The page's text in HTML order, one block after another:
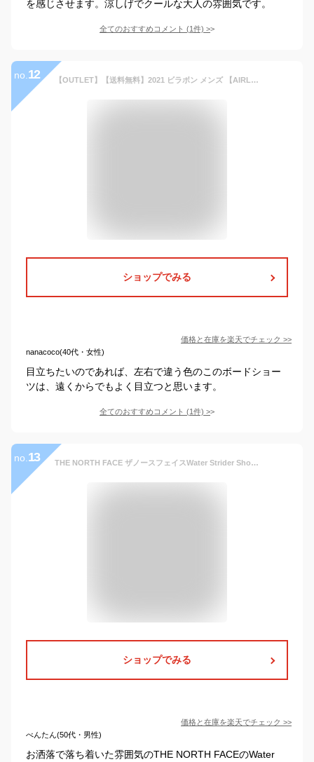
を感じさせます。涼しげでクールな大人の雰囲気です。
全てのおすすめコメント (1件) >
no. 12 【OUTLET】【送料無料】2021 ビラボン メンズ 【AIRLITE】 SUNDAYS AIRLITE ボードショーツ/サーフトランクス NRE【2021年春夏モデル】 全1色 28/30/32/34/36 BILLABONG
ショップでみる
価格と在庫を楽天でチェック >>
nanacoco(40代・女性)
目立ちたいのであれば、左右で違う色のこのボードショー
ツは、遠くからでもよく目立つと思います。
全てのおすすめコメント (1件) >
no. 13 THE NORTH FACE ザノースフェイスWater Strider Short ウォーターストライダーショーツ短パン ショートパンツ メンズ ナイロン 海パン 水着 アウトドア インナー付き ブラックオリーブ S M L XLNB42130
ショップでみる
価格と在庫を楽天でチェック >>
べんたん(50代・男性)
お洒落で落ち着いた雰囲気のTHE NORTH FACEのWater